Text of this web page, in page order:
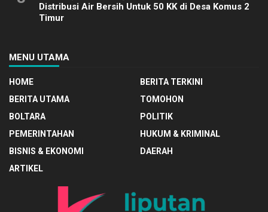
Distribusi Air Bersih Untuk 50 KK di Desa Komus 2
Timur
MENU UTAMA
HOME
BERITA TERKINI
BERITA UTAMA
TOMOHON
BOLTARA
POLITIK
PEMERINTAHAN
HUKUM & KRIMINAL
BISNIS & EKONOMI
DAERAH
ARTIKEL